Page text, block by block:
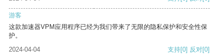
游客
这款加速器VPM应用程序已经为我们带来了无限的隐私保护和安全性保
护。
2024-04-04
支持[0] 反对[0]